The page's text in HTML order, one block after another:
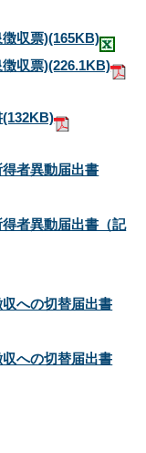
収票)(165KB)
収票)(226.1KB)
(132KB)
者異動届出書
者異動届出書（記
への切替届出書
への切替届出書